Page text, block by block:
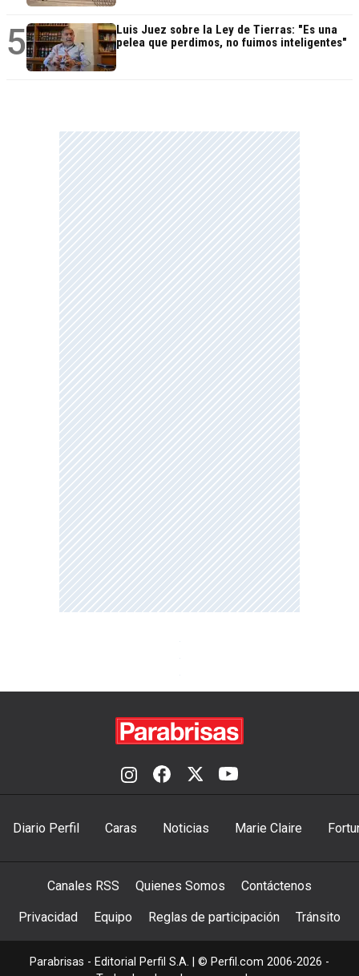
5
Luis Juez sobre la Ley de Tierras: "Es una
pelea que perdimos, no fuimos inteligentes"
Diario Perfil Caras Noticias Marie Claire
Canales RSS Quienes Somos Contáctenos
Privacidad Equipo Reglas de participación Tránsito
Parabrisas - Editorial Perfil S.A. | © Perfil.com 2006-2026 -